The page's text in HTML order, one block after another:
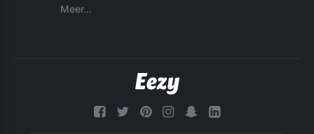
Meer...